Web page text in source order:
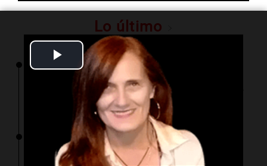
Play
Video
Lo último
00:08 La Cadena del Gol
Independiente Rivadavia venció de local a
Estudiantes de Río Cuarto y escala posiciones
Clima
Clima en CABA: cómo estará el tiempo este
sábado 8 de agosto